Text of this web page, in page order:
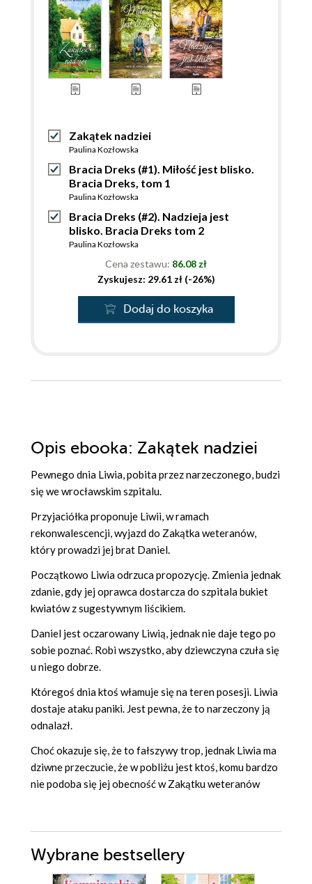
Zakątek nadziei
Paulina Kozłowska
Bracia Dreks (#1). Miłość jest blisko.
Bracia Dreks, tom 1
Paulina Kozłowska
Bracia Dreks (#2). Nadzieja jest
blisko. Bracia Dreks tom 2
Paulina Kozłowska
Cena zestawu: 86.08 zł
Zyskujesz: 29.61 zł (-26%)
Dodaj do koszyka
Opis ebooka: Zakątek nadziei
Pewnego dnia Liwia, pobita przez narzeczonego, budzi
się we wrocławskim szpitalu.
Przyjaciółka proponuje Liwii, w ramach
rekonwalescencji, wyjazd do Zakątka weteranów,
który prowadzi jej brat Daniel.
Początkowo Liwia odrzuca propozycję. Zmienia jednak
zdanie, gdy jej oprawca dostarcza do szpitala bukiet
kwiatów z sugestywnym liścikiem.
Daniel jest oczarowany Liwią, jednak nie daje tego po
sobie poznać. Robi wszystko, aby dziewczyna czuła się
u niego dobrze.
Któregoś dnia ktoś włamuje się na teren posesji. Liwia
dostaje ataku paniki. Jest pewna, że to narzeczony ją
odnalazł.
Choć okazuje się, że to fałszywy trop, jednak Liwia ma
dziwne przeczucie, że w pobliżu jest ktoś, komu bardzo
nie podoba się jej obecność w Zakątku weteranów
Wybrane bestsellery